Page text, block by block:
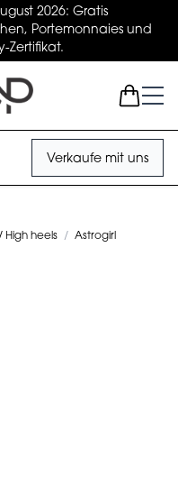
2026: Gratis
Portemonnaies und
Zertifikat.
Verkaufe mit uns
High heels / Astrogirl